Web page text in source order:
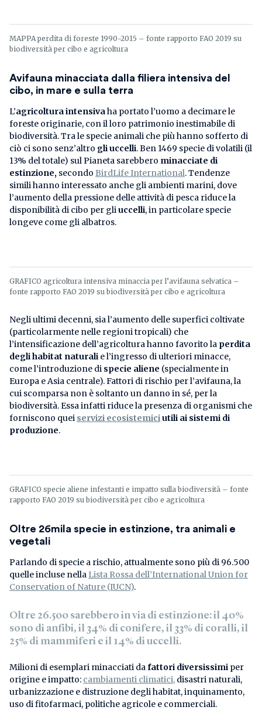
MAPPA perdita di foreste 1990-2015 – fonte rapporto FAO 2019 su
biodiversità per cibo e agricoltura
Avifauna minacciata dalla filiera intensiva del
cibo, in mare e sulla terra
L’agricoltura intensivaha portato l’uomo a decimare le
foreste originarie, con il loro patrimonio inestimabile di
biodiversità. Tra le specie animali che più hanno sofferto di
ciò ci sono senz’altro gli uccelli. Ben 1469 specie di volatili (il
13% del totale) sul Pianeta sarebbero minacciate di
estinzione, secondo BirdLife International. Tendenze
simili hanno interessato anche gli ambienti marini, dove
l’aumento della pressione delle attività di pesca riduce la
disponibilità di cibo per gliuccelli, in particolare specie
longeve come gli albatros.
GRAFICO agricoltura intensiva minaccia per l’avifauna selvatica –
fonte rapporto FAO 2019 su biodiversità per cibo e agricoltura
Negli ultimi decenni, sia l’aumento delle superfici coltivate
(particolarmente nelle regioni tropicali) che
l’intensificazione dell’agricoltura hanno favorito la perdita
degli habitat naturali e l’ingresso di ulteriori minacce,
come l’introduzione di specie aliene (specialmente in
Europa e Asia centrale). Fattori di rischio per l’avifauna, la
cui scomparsa non è soltanto un danno in sé, per la
biodiversità. Essa infatti riduce la presenza di organismi che
forniscono quei servizi ecosistemiciutili ai sistemi di
produzione.
GRAFICO specie aliene infestanti e impatto sulla biodiversità – fonte
rapporto FAO 2019 su biodiversità per cibo e agricoltura
Oltre 26mila specie in estinzione, tra animali e
vegetali
Parlando di specie a rischio, attualmente sono più di 96.500
quelle incluse nella Lista Rossa dell’International Union for
Conservation of Nature (IUCN).
Oltre 26.500 sarebbero in via di estinzione:il 40%
sono di anfibi, il 34% di conifere, il 33% di coralli, il
25% di mammiferi e il 14% di uccelli.
Milioni di esemplari minacciati dafattori diversissimi per
origine e impatto: cambiamenti climatici, disastri naturali,
urbanizzazione e distruzione degli habitat, inquinamento,
uso di fitofarmaci, politiche agricole e commerciali.